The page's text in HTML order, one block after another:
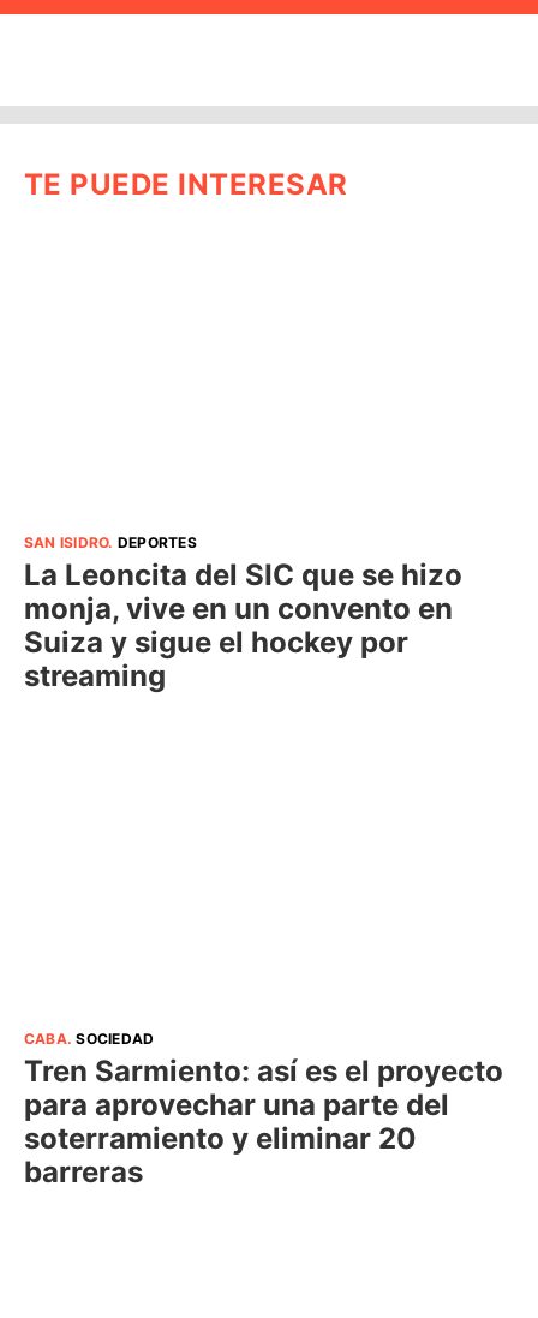
TE PUEDE INTERESAR
SAN ISIDRO. DEPORTES
La Leoncita del SIC que se hizo
monja, vive en un convento en
Suiza y sigue el hockey por
streaming
CABA.SOCIEDAD
Tren Sarmiento: así es el proyecto
para aprovechar una parte del
soterramiento y eliminar 20
barreras